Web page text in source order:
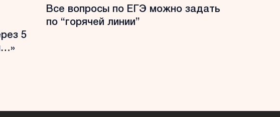
5
Все вопросы по ЕГЭ можно задать
по “горячей линии”